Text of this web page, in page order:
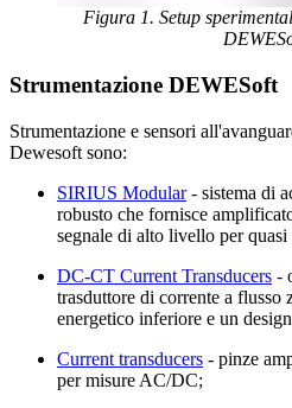
Figura 1. Setup
Strumentazione DEWESoft
Strumentazione e sensori
Dewesoft sono:
SIRIUS Modular- sistema di
robusto che fornisce
segnale di alto livello per
DC-CT Current Transducers -
trasduttore di corrente a flusso
energetico inferiore e un
Current transducers - pinze
per misure AC/DC;